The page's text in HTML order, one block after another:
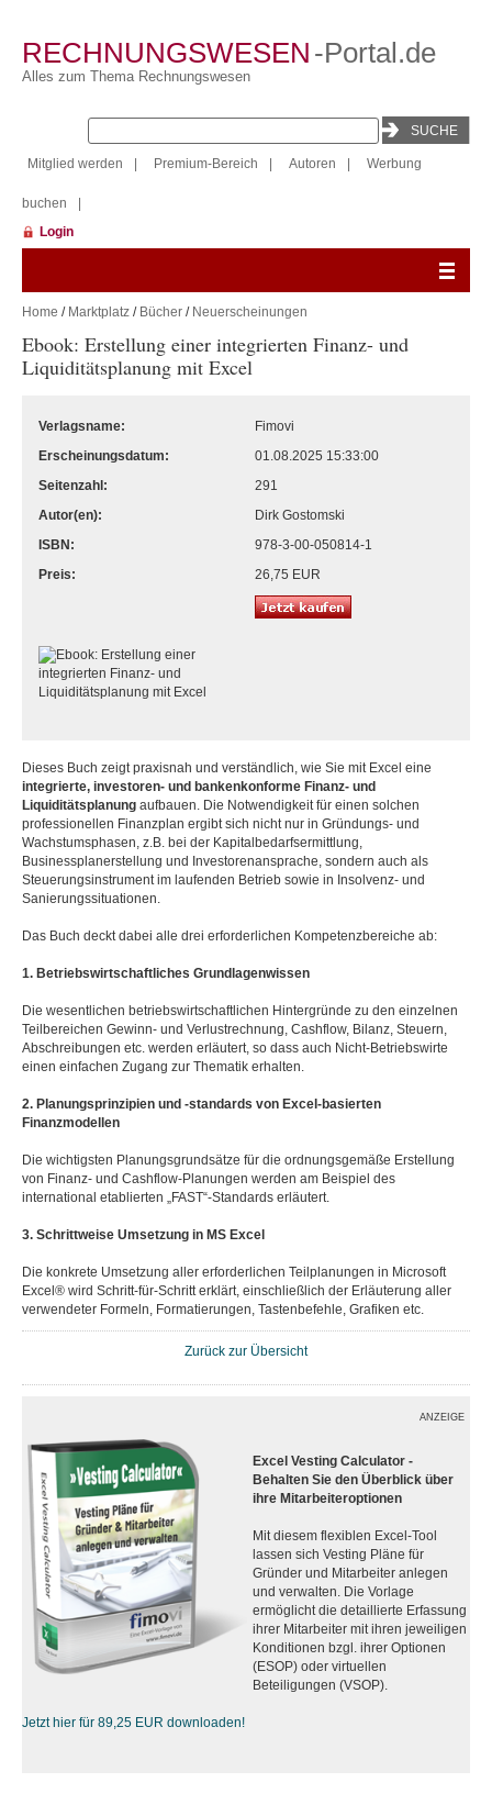
RECHNUNGSWESEN -Portal.de
Alles zum Thema Rechnungswesen
Mitglied werden Premium-Bereich Autoren Werbung
buchen
Login
Home / Marktplatz / Bücher / Neuerscheinungen
Ebook: Erstellung einer integrierten Finanz- und
Liquiditätsplanung mit Excel
Verlagsname:
Fimovi
Erscheinungsdatum:
01.08.2025 15:33:00
Seitenzahl:
291
Autor(en):
Dirk Gostomski
ISBN:
978-3-00-050814-1
Preis:
26,75 EUR
Dieses Buch zeigt praxisnah und verständlich, wie Sie mit Excel eine
integrierte, investoren- und bankenkonforme Finanz- und
Liquiditätsplanung aufbauen. Die Notwendigkeit für einen solchen
professionellen Finanzplan ergibt sich nicht nur in Gründungs- und
Wachstumsphasen, z.B. bei der Kapitalbedarfsermittlung,
Businessplanerstellung und Investorenansprache, sondern auch als
Steuerungsinstrument im laufenden Betrieb sowie in Insolvenz- und
Sanierungssituationen.
Das Buch deckt dabei alle drei erforderlichen Kompetenzbereiche ab:
1. Betriebswirtschaftliches Grundlagenwissen
Die wesentlichen betriebswirtschaftlichen Hintergründe zu den einzelnen
Teilbereichen Gewinn- und Verlustrechnung, Cashflow, Bilanz, Steuern,
Abschreibungen etc. werden erläutert, so dass auch Nicht-Betriebswirte
einen einfachen Zugang zur Thematik erhalten.
2. Planungsprinzipien und -standards von Excel-basierten
Finanzmodellen
Die wichtigsten Planungsgrundsätze für die ordnungsgemäße Erstellung
von Finanz- und Cashflow-Planungen werden am Beispiel des
international etablierten „FAST“-Standards erläutert.
3. Schrittweise Umsetzung in MS Excel
Die konkrete Umsetzung aller erforderlichen Teilplanungen in Microsoft
Excel® wird Schritt-für-Schritt erklärt, einschließlich der Erläuterung aller
verwendeter Formeln, Formatierungen, Tastenbefehle, Grafiken etc.
Zurück zur Übersicht
ANZEIGE
Excel Vesting Calculator -
Behalten Sie den Überblick über
ihre Mitarbeiteroptionen
Mit diesem flexiblen Excel-Tool
lassen sich Vesting Pläne für
Gründer und Mitarbeiter anlegen
und verwalten. Die Vorlage
ermöglicht die detaillierte Erfassung
ihrer Mitarbeiter mit ihren jeweiligen
Konditionen bzgl. ihrer Optionen
(ESOP) oder virtuellen
Beteiligungen (VSOP).
Jetzt hier für 89,25 EUR downloaden!